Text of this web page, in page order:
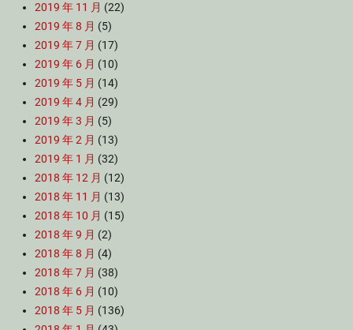
2019 年 11 月 (22)
2019 年 8 月 (5)
2019 年 7 月 (17)
2019 年 6 月 (10)
2019 年 5 月 (14)
2019 年 4 月 (29)
2019 年 3 月 (5)
2019 年 2 月 (13)
2019 年 1 月 (32)
2018 年 12 月 (12)
2018 年 11 月 (13)
2018 年 10 月 (15)
2018 年 9 月 (2)
2018 年 8 月 (4)
2018 年 7 月 (38)
2018 年 6 月 (10)
2018 年 5 月 (136)